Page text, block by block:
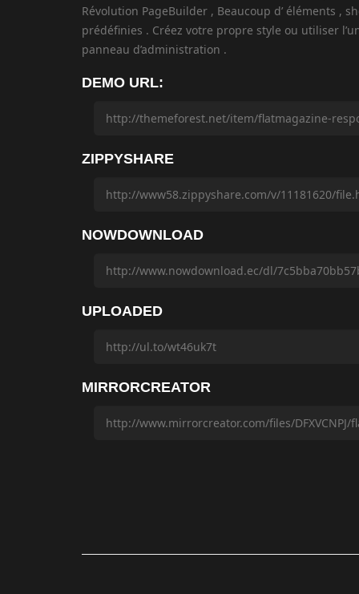
Révolution PageBuilder , Beaucoup d’ éléments ,
prédéfinies . Créez votre propre style ou utiliser
panneau d’administration .
DEMO URL:
ZIPPYSHARE
NOWDOWNLOAD
UPLOADED
MIRRORCREATOR